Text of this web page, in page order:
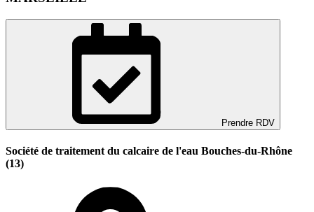
Prendre RDV
Société de traitement du calcaire de l'eau Bouches-du-Rhône
(13)